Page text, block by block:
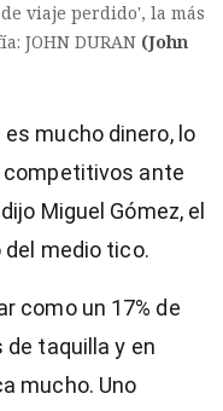
viaje perdido', la más
JOHN DURAN (John
mucho dinero, lo
competitivos ante
Miguel Gómez, el
medio tico.
como un 17% de
taquilla y en
mucho. Uno